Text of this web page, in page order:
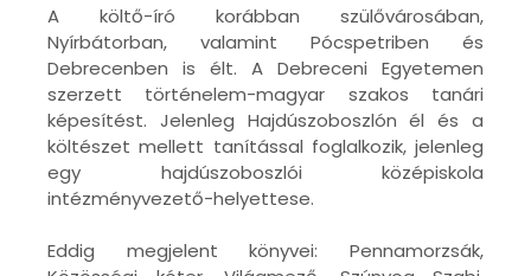
A költő-író korábban szülővárosában,
Nyírbátorban, valamint Pócspetriben és
Debrecenben is élt. A Debreceni Egyetemen
szerzett történelem-magyar szakos tanári
képesítést. Jelenleg Hajdúszoboszlón él és a
költészet mellett tanítással foglalkozik, jelenleg
egy hajdúszoboszlói középiskola
intézményvezető-helyettese.
Eddig megjelent könyvei: Pennamorzsák,